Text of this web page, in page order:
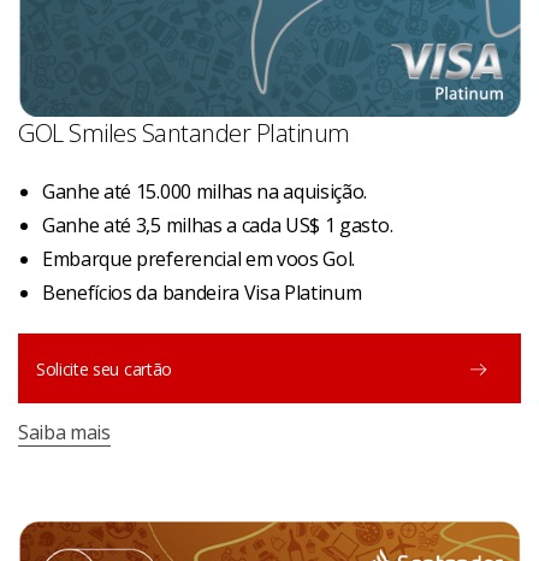
GOL Smiles Santander Platinum
Ganhe até 15.000 milhas na aquisição.
Ganhe até 3,5 milhas a cada US$ 1 gasto.
Embarque preferencial em voos Gol.
Benefícios da bandeira Visa Platinum
Solicite seu cartão
Saiba mais